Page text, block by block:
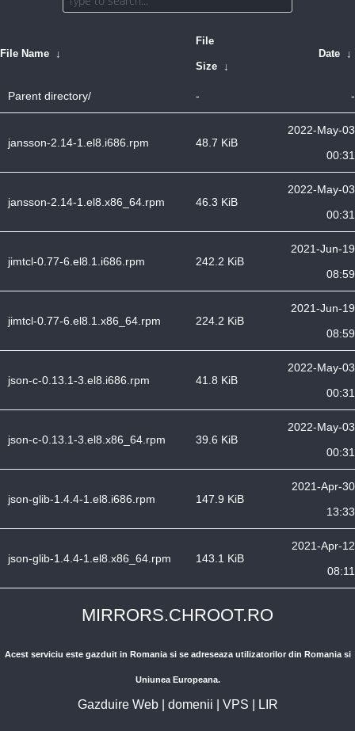
File Name ↓
File
Size ↓
Date ↓
Parent directory/ - -
jansson-2.14-1.el8.i686.rpm 48.7 KiB
2022-May-03
00:31
jansson-2.14-1.el8.x86_64.rpm 46.3 KiB
2022-May-03
00:31
jimtcl-0.77-6.el8.1.i686.rpm 242.2 KiB
2021-Jun-19
08:59
jimtcl-0.77-6.el8.1.x86_64.rpm 224.2 KiB
2021-Jun-19
08:59
json-c-0.13.1-3.el8.i686.rpm 41.8 KiB
2022-May-03
00:31
json-c-0.13.1-3.el8.x86_64.rpm 39.6 KiB
2022-May-03
00:31
json-glib-1.4.4-1.el8.i686.rpm 147.9 KiB
2021-Apr-30
13:33
json-glib-1.4.4-1.el8.x86_64.rpm 143.1 KiB
2021-Apr-12
08:11
MIRRORS.CHROOT.RO
Acest serviciu este gazduit in Romania si se adreseaza utilizatorilor din Romania si
Uniunea Europeana.
Gazduire Web| domenii VPS LIR